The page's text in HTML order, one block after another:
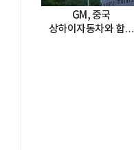
GM, 중국
상하이자동차와 합작